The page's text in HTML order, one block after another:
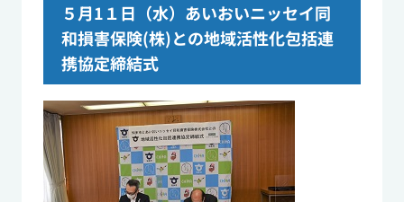
５月1１日（水）あいおいニッセイ同
和損害保険(株)との地域活性化包括連
携協定締結式